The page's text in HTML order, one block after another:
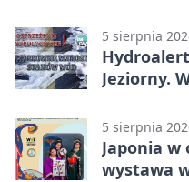
5 sierpnia
Jeziorny.
5 sierpnia
Japonia w
wystawa